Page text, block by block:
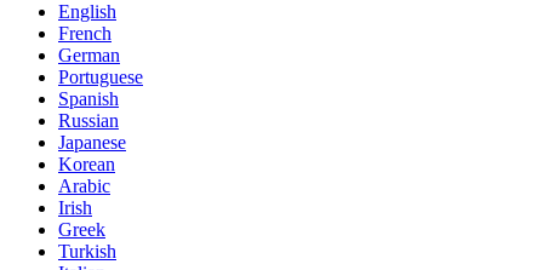
English
French
German
Portuguese
Spanish
Russian
Japanese
Korean
Arabic
Irish
Greek
Turkish